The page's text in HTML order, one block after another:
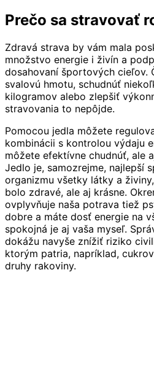
Prečo sa stravovať
Zdravá strava by vám mala
množstvo energie i živín a
dosahovaní športových cieľov.
svalovú hmotu, schudnúť
kilogramov alebo zlepšiť
stravovania to nepôjde.
Pomocou jedla môžete
kombinácii s kontrolou výdaju
môžete efektívne chudnúť, ale
Jedlo je, samozrejme, najlepší
organizmu všetky látky a
bolo zdravé, ale aj krásne.
ovplyvňuje naša potrava tiež
dobre a máte dosť energie na
spokojná je aj vaša myseľ.
dokážu navyše znížiť riziko
ktorým patria, napríklad,
druhy rakoviny.